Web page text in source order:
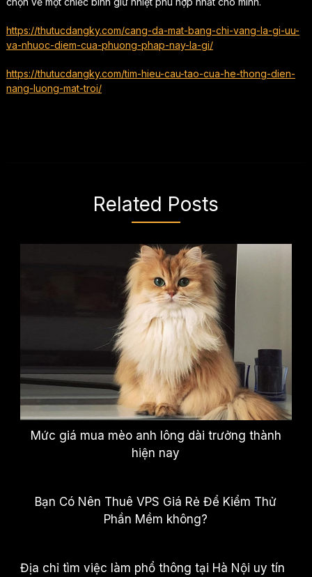
https://thutucdangky.com/cang-da-mat-bang-chi-vang-la-gi-uu-
va-nhuoc-diem-cua-phuong-phap-nay-la-gi/
https://thutucdangky.com/tim-hieu-cau-tao-cua-he-thong-dien-
nang-luong-mat-troi/
Related Posts
Mức giá mua mèo anh lông dài trưởng thành
hiện nay
Bạn Có Nên Thuê VPS Giá Rẻ Để Kiểm Thử
Phần Mềm không?
Địa chỉ tìm việc làm phổ thông tại Hà Nội uy tín